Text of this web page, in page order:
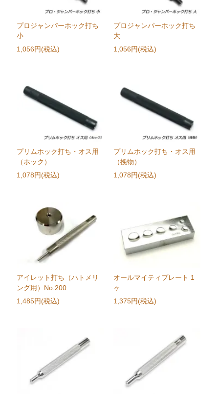
プロジャンパーホック打ち
小
1,056円(税込)
プロジャンパーホック打ち
大
1,056円(税込)
プリムホック打ち・オス用
（ホック）
1,078円(税込)
プリムホック打ち・オス用
（挽物）
1,078円(税込)
アイレット打ち（ハトメリ
ング用）No.200
1,485円(税込)
オールマイティプレート 1
ヶ
1,375円(税込)